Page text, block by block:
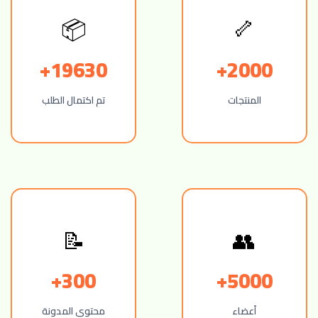
🦴
2000+
المنتجات
📦
19630+
تم اكتمال الطلب
👥
5000+
أعضاء
📝
300+
محتوى المدونة